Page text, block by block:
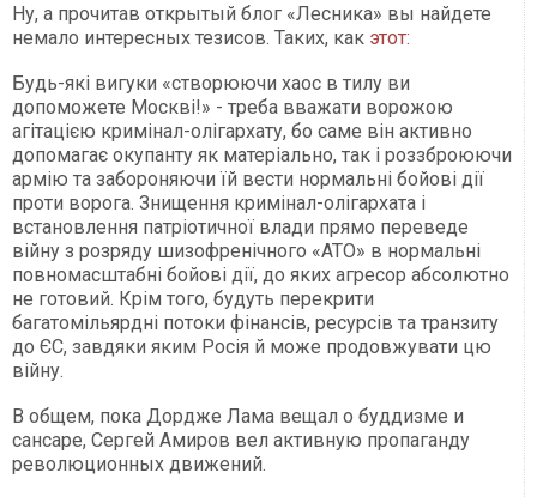
Ну, а прочитав открытый блог «Лесника» вы найдете
немало интересных тезисов. Таких, как этот:
Будь-які вигуки «створюючи хаос в тилу ви
допоможете Москві!» - треба вважати ворожою
агітацією кримінал-олігархату, бо саме він активно
допомагає окупанту як матеріально, так і роззброюючи
армію та забороняючи їй вести нормальні бойові дії
проти ворога. Знищення кримінал-олігархата і
встановлення патріотичної влади прямо переведе
війну з розряду шизофренічного «АТО» в нормальні
повномасштабні бойові дії, до яких агресор абсолютно
не готовий. Крім того, будуть перекрити
багатомільярдні потоки фінансів, ресурсів та транзиту
до ЄС, завдяки яким Росія й може продовжувати цю
війну.
В общем, пока Дордже Лама вещал о буддизме и
сансаре, Сергей Амиров вел активную пропаганду
революционных движений.